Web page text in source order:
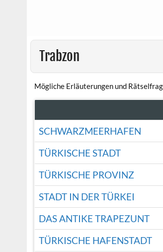
Trabzon
Mögliche Erläuterungen und
SCHWARZMEERHAFEN
TÜRKISCHE STADT
TÜRKISCHE PROVINZ
STADT IN DER TÜRKEI
DAS ANTIKE TRAPEZUNT
TÜRKISCHE HAFENSTADT